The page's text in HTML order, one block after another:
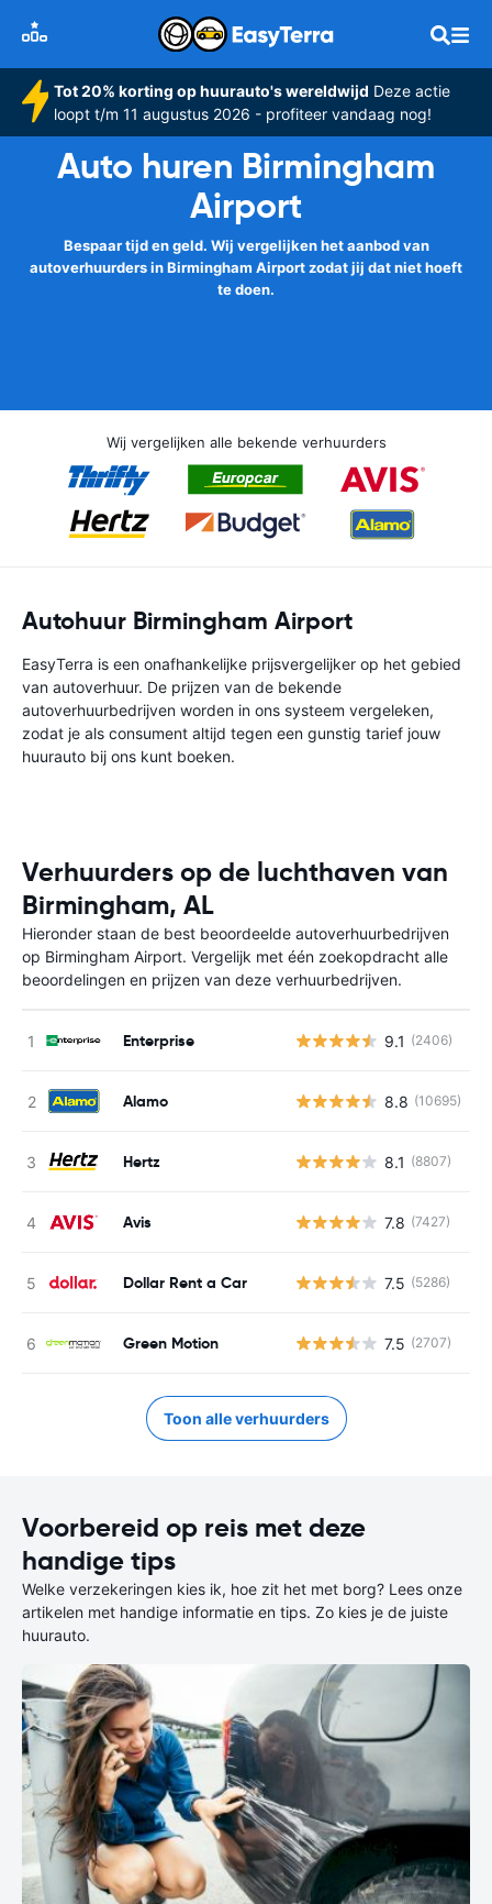
Tot 20% korting op huurauto's wereldwijd Deze actie
loopt t/m 11 augustus 2026 - profiteer vandaag nog!
Auto huren Birmingham
Airport
Bespaar tijd en geld. Wij vergelijken het aanbod van
autoverhuurders in Birmingham Airport zodat jij dat niet hoeft
te doen.
Wij vergelijken alle bekende verhuurders
Autohuur Birmingham Airport
EasyTerra is een onafhankelijke prijsvergelijker op het gebied
van autoverhuur. De prijzen van de bekende
autoverhuurbedrijven worden in ons systeem vergeleken,
zodat je als consument altijd tegen een gunstig tarief jouw
huurauto bij ons kunt boeken.
Verhuurders op de luchthaven van
Birmingham, AL
Hieronder staan de best beoordeelde autoverhuurbedrijven
op Birmingham Airport. Vergelijk met één zoekopdracht alle
beoordelingen en prijzen van deze verhuurbedrijven.
Enterprise 9.1 (2406)
Alamo 8.8 (10695)
Hertz 8.1 (8807)
Avis 7.8 (7427)
Dollar Rent a Car 7.5 (5286)
Green Motion 7.5 (2707)
Toon alle verhuurders
Voorbereid op reis met deze
handige tips
Welke verzekeringen kies ik, hoe zit het met borg? Lees onze
artikelen met handige informatie en tips. Zo kies je de juiste
huurauto.